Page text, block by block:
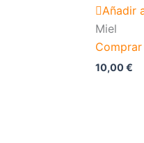
Añadir
Miel
10,00€